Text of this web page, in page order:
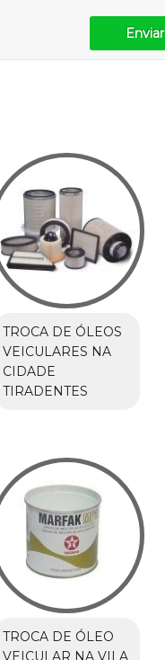
TROCA DE ÓLEOS
VEICULARES NA
CIDADE
TIRADENTES
TROCA DE ÓLEO
VEICULAR NA VILA